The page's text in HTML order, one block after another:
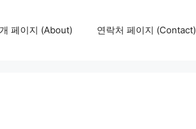
페이지 (About) 연락처 페이지 (Contact)